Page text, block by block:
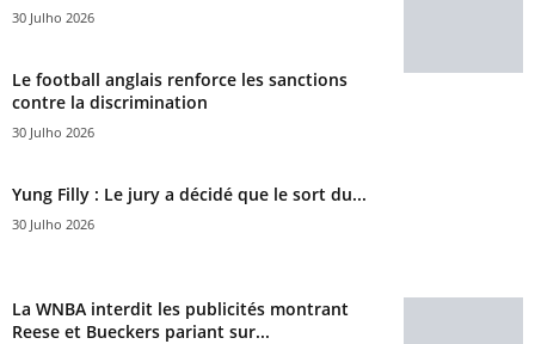
30 Julho 2026
Le football anglais renforce les sanctions
contre la discrimination
30 Julho 2026
Yung Filly : Le jury a décidé que le sort du...
30 Julho 2026
La WNBA interdit les publicités montrant
Reese et Bueckers pariant sur...